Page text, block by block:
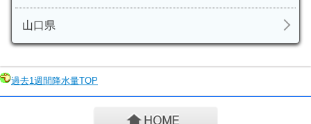
山口県
過去1週間降水量TOP